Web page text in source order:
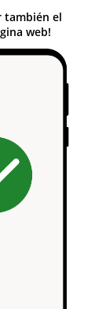
también el
web!